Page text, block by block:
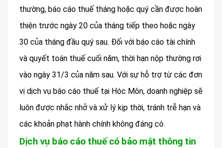
thường, báo cáo thuế tháng hoặc quý cần được hoàn
thiện trước ngày 20 của tháng tiếp theo hoặc ngày
30 của tháng đầu quý sau. Đối với báo cáo tài chính
và quyết toán thuế cuối năm, thời hạn nộp thường rơi
vào ngày 31/3 của năm sau. Với sự hỗ trợ từ các đơn
vị dịch vụ báo cáo thuế tại Hóc Môn, doanh nghiệp sẽ
luôn được nhắc nhở và xử lý kịp thời, tránh trễ hạn và
các khoản phạt hành chính không đáng có.
Dịch vụ báo cáo thuế có bảo mật thông tin